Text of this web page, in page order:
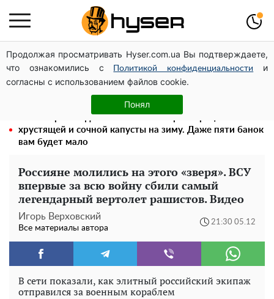
Продолжая просматривать Hyser.com.ua Вы подтверждаете,
что ознакомились с
Политикой конфиденциальности
и
согласны с использованием файлов cookie.
Понял
Может ли Почтовая площадь стать главной точкой
входа в исторический Киев
Полностью голая Анна Тринчер блеснула
"прелестями": таких размеров вы еще не видели
хрустящей и сочной капусты на зиму. Даже пяти банок
вам будет мало
Россияне молились на этого «зверя». ВСУ
впервые за всю войну сбили самый
легендарный вертолет рашистов. Видео
Игорь Верховский
Все материалы автора
21:30 05.12
В сети показали, как элитный российский экипаж
отправился за военным кораблем